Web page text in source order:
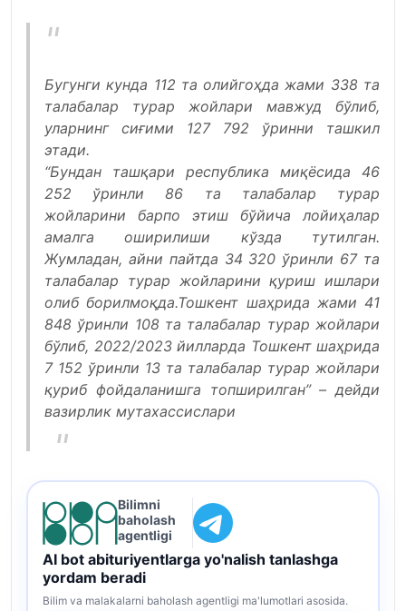
Бугунги кунда 112 та олийгоҳда жами 338 та
талабалар турар жойлари мавжуд бўлиб,
уларнинг сиғими 127 792 ўринни ташкил
этади.
“Бундан ташқари республика миқёсида 46
252 ўринли 86 та талабалар турар
жойларини барпо этиш бўйича лойиҳалар
амалга оширилиши кўзда тутилган.
Жумладан, айни пайтда 34 320 ўринли 67 та
талабалар турар жойларини қуриш ишлари
олиб борилмоқда.Тошкент шаҳрида жами 41
848 ўринли 108 та талабалар турар жойлари
бўлиб, 2022/2023 йилларда Тошкент шаҳрида
7 152 ўринли 13 та талабалар турар жойлари
қуриб фойдаланишга топширилган” – дейди
вазирлик мутахассислари
Bilimni
baholash
agentligi
AI bot abituriyentlarga yo'nalish tanlashga
yordam beradi
Bilim va malakalarni baholash agentligi ma'lumotlari asosida.